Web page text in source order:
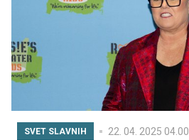
SVET SLAVNIH 22. 04. 2025 04.00